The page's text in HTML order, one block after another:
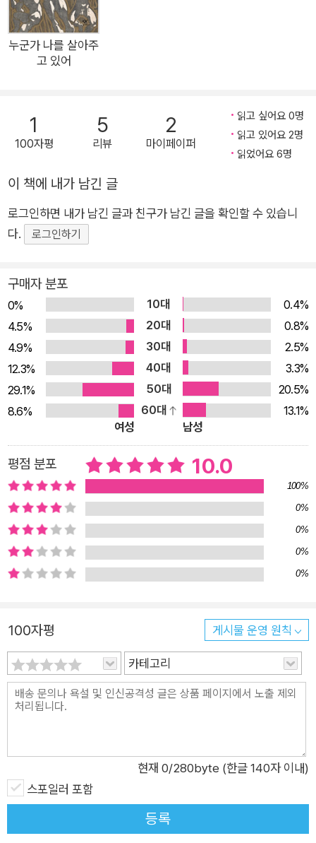
서서」, “갈 수만 있다면 단 몇 시간만이라도/그동안 써 왔던 시들
을 하나하나 지워 가며/내 삶의 가장 먼 그 북녘 거처로 돌아가고
싶습니다만”이라 말하며 다시 돌아가고 싶은 과거의 어느 순간을
그리워하는 「북녘 거처」가 특히 그렇다. 표제작인 「고비의 시간」
한 과거에 대해 사유한다. 스스로에 대한 성찰은 곧 타인과 사회
에 대한 시선으로 이어진다. 전우익 선생과의 일화를 유머러스하
다”고 말하는 「빌뱅이 언덕 권정생」, “뇌출혈로 오른쪽을 잃은 친
구라고 쓰고 왼쪽을 얻은 친구라고 알아서 읽는다”라 말하는 「좌
수左手 박창섭朴昌燮」 등에서는 주변인에 대한 애정 어린 시선
이 담겨 있다. 「화산도-4·3, 일흔 번째 봄날」, 「4월 16일」 같은 시
어 가는 꼭 그만큼 슬픔이 생겨난다”(「화산도-4·3, 일흔 번째 봄
날」)고 말하며 제주 4·3 사건과 4·16 세월호 참사에 대한 추모와
연대의 마음을 잊지 않는다. 양안다 시인은 발문을 통해 “이것은
바닥에 관한 이야기”라고 단언한다. 특히 「생명선에 서서」를 언
급하며 “과거를 더듬어 가며 자신이 남긴 슬픔의 발자취를 추
적”하고 있다고 말하며, “과거를 더듬는 이 자세야말로 죽음에
가까워진 인간이 할 수 있는 유일한 성찰”이라 표현한다.
누군가 나를 살아주
고 있어
1
100자평
5
리뷰
2
마이페이퍼
읽고 싶어요 0명
읽고 있어요 2명
읽었어요 6명
이 책에 내가 남긴 글
로그인하면 내가 남긴 글과 친구가 남긴 글을 확인할 수 있습니
다.
로그인하기
구매자 분포
0% 10대
0.4%
4.5%
20대
0.8%
4.9%
30대
2.5%
12.3%
40대
3.3%
29.1%
50대
20.5%
8.6%
60대
13.1%
여성
남성
평점 분포 10.0
100%
0%
0%
0%
0%
100자평 게시물 운영 원칙
카테고리
현재 0/280byte (한글 140자 이내)
스포일러 포함
등록